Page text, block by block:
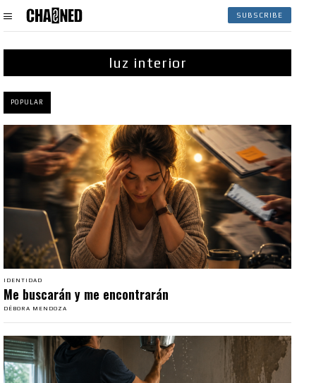
SUBSCRIBE
luz interior
POPULAR
IDENTIDAD
Me buscarán y me encontrarán
DÉBORA MENDOZA